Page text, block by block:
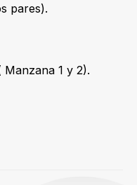
pares).
1 y 2).